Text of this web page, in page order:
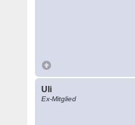
Uli
Ex-Mitglied